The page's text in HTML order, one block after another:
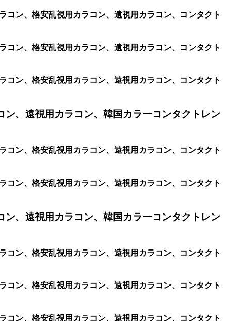
コン、格安乱視用カラコン、遠視用カラコン、コンタクト
コン、格安乱視用カラコン、遠視用カラコン、コンタクト
コン、格安乱視用カラコン、遠視用カラコン、コンタクト
、遠視用カラコン、韓国カラーコンタクトレン
コン、格安乱視用カラコン、遠視用カラコン、コンタクト
コン、格安乱視用カラコン、遠視用カラコン、コンタクト
、遠視用カラコン、韓国カラーコンタクトレン
コン、格安乱視用カラコン、遠視用カラコン、コンタクト
コン、格安乱視用カラコン、遠視用カラコン、コンタクト
コン、格安乱視用カラコン、遠視用カラコン、コンタクト